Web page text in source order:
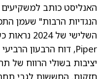
האנליסט כותב
הנגדיות הרבות" שעמן
השלישי של
יציבות בשולי הרווח של
חזקות. החששות לגבי